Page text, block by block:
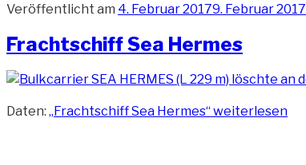
Veröffentlicht am 4. Februar 20179. Februar 2017
Frachtschiff Sea Hermes
Daten: „Frachtschiff Sea Hermes“weiterlesen